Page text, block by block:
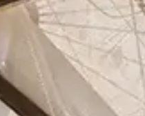
Actualidad